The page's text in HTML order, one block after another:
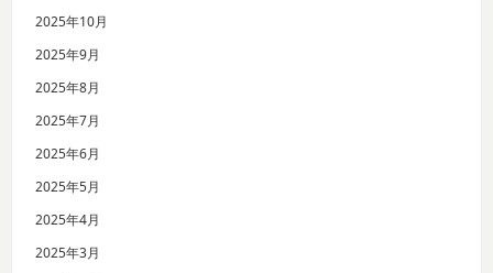
2025年10月
2025年9月
2025年8月
2025年7月
2025年6月
2025年5月
2025年4月
2025年3月